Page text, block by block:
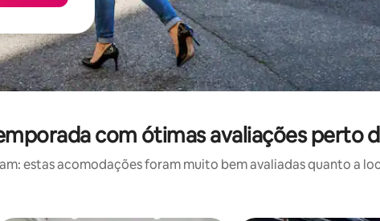
com ótimas avaliações perto
estas acomodações foram muito bem avaliadas quanto a